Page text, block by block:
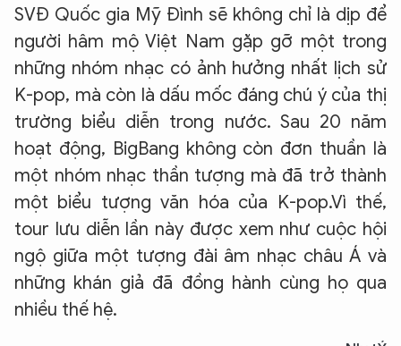
SVĐ Quốc gia Mỹ Đình sẽ không chỉ là dịp để
người hâm mộ Việt Nam gặp gỡ một trong
những nhóm nhạc có ảnh hưởng nhất lịch sử
K-pop, mà còn là dấu mốc đáng chú ý của thị
trường biểu diễn trong nước. Sau 20 năm
hoạt động, BigBang không còn đơn thuần là
một nhóm nhạc thần tượng mà đã trở thành
một biểu tượng văn hóa của K-pop.Vì thế,
tour lưu diễn lần này được xem như cuộc hội
ngộ giữa một tượng đài âm nhạc châu Á và
những khán giả đã đồng hành cùng họ qua
nhiều thế hệ.